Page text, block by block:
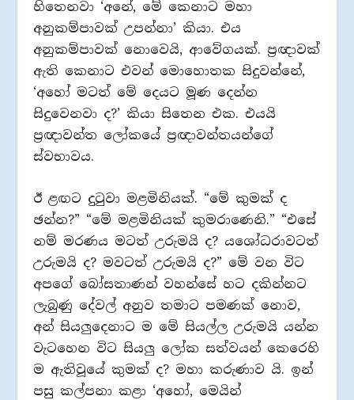
හිතෙනවා ‘අනේ, මේ කෙනාට මහා
අනුකම්පාවක් උපන්නා’ කියා. එය
අනුකම්පාවක් නොවෙයි, ආවේගයක්. ප්‍රඥාවක්
ඇති කෙනාට එවන් මොහොතක සිදුවන්නේ,
‘අහෝ මටත් මේ දෙයට මූණ දෙන්න
සිදුවෙනවා ද?’ කියා සිතෙන එක. එයයි
ප්‍රඥාවන්ත ලෝකයේ ප්‍රඥාවන්තයන්ගේ
ස්වභාවය.
ඊ ළඟට දුටුවා මළමිනියක්. “මේ කුමක් ද
ඡන්න?” “මේ මළමිනියක් කුමරාණෙනි.” “එසේ
නම් මරණය මටත් උරුමයි ද? යශෝධරාවටත්
උරුමයි ද? මවටත් උරුමයි ද?” මේ වන විට
අපගේ බෝසතාණන් වහන්සේ හට දකින්නට
ලැබුණු දේවල් අනුව තමාට පමණක් නොව,
අන් සියලුදෙනාට ම මේ සියල්ල උරුමයි යන්න
වැටහෙන විට සියලු ලෝක සත්වයන් කෙරෙහි
ම ඇතිවූයේ කුමක් ද? මහා කරුණාව යි. ඉන්
පසු කල්පනා කළා ‘අහෝ, මෙයින්